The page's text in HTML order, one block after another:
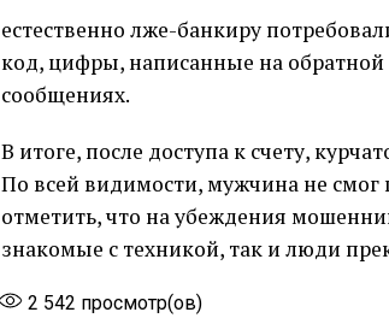
естественно лже-банкиру
код, цифры, написанные на
сообщениях.
В итоге, после доступа к счету,
По всей видимости, мужчина не
отметить, что на убеждения
знакомые с техникой, так и люди
2 542 просмотр(ов)